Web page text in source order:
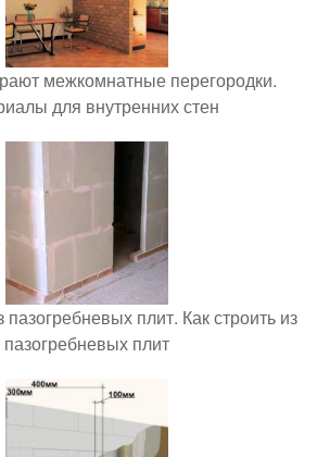
межкомнатные перегородки.
для внутренних стен
пазогребневых плит. Как строить из
пазогребневых плит